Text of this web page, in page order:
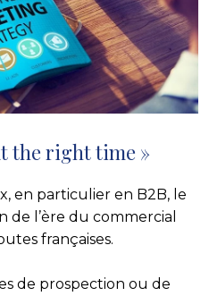
the right time »
en particulier en B2B, le
de l’ère du commercial
françaises.
de prospection ou de